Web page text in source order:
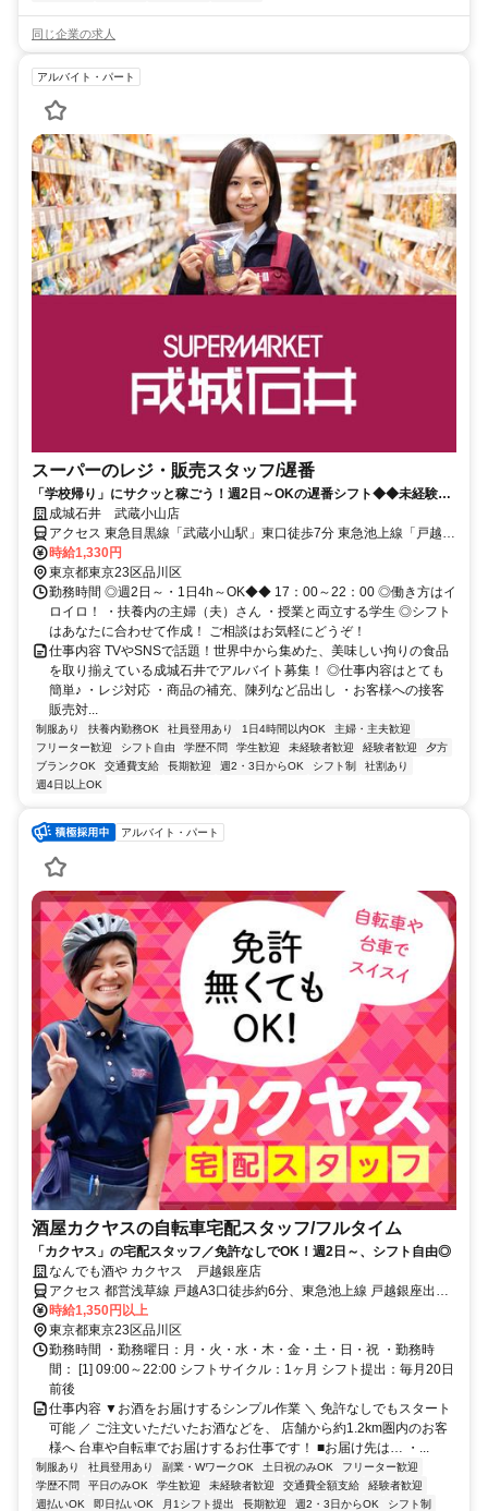
同じ企業の求人
アルバイト・パート
スーパーのレジ・販売スタッフ/遅番
「学校帰り」にサクッと稼ごう！週2日～OKの遅番シフト◆◆未経験ス
タートＯＫ！時間帯加算で時給ＵＰも◎
成城石井 武蔵小山店
アクセス 東急目黒線「武蔵小山駅」東口徒歩7分 東急池上線「戸越銀
座駅」徒歩10分
時給1,330円
東京都東京23区品川区
勤務時間 ◎週2日～・1日4h～OK◆◆ 17：00～22：00 ◎働き方はイ
ロイロ！ ・扶養内の主婦（夫）さん ・授業と両立する学生 ◎シフト
はあなたに合わせて作成！ ご相談はお気軽にどうぞ！
仕事内容 TVやSNSで話題！世界中から集めた、美味しい拘りの食品
を取り揃えている成城石井でアルバイト募集！ ◎仕事内容はとても
簡単♪ ・レジ対応 ・商品の補充、陳列など品出し ・お客様への接客
販売対...
制服あり 扶養内勤務OK 社員登用あり 1日4時間以内OK
主婦・主夫歓迎
フリーター歓迎
シフト自由 学歴不問 学生歓迎 未経験者歓迎 経験者歓迎
夕方
ブランクOK
交通費支給 長期歓迎 週2・3日からOK シフト制
社割あり
週4日以上OK
アルバイト・パート
酒屋カクヤスの自転車宅配スタッフ/フルタイム
「カクヤス」の宅配スタッフ／免許なしでOK！週2日～、シフト自由◎
なんでも酒や カクヤス 戸越銀座店
アクセス 都営浅草線 戸越A3口徒歩約6分、東急池上線 戸越銀座出入
口2徒歩約8分、東急大井町線 戸越公園北口徒歩約10分 ※マイカー
（車・バイク）通勤不可
時給1,350円以上
東京都東京23区品川区
勤務時間 ・勤務曜日：月・火・水・木・金・土・日・祝 ・勤務時
間： [1] 09:00～22:00 シフトサイクル：1ヶ月 シフト提出：毎月20日
前後
仕事内容 ▼お酒をお届けするシンプル作業 ＼ 免許なしでもスタート
可能 ／ ご注文いただいたお酒などを、 店舗から約1.2km圏内のお客
様へ 台車や自転車でお届けするお仕事です！ ■お届け先は… ・...
制服あり 社員登用あり 副業・WワークOK 土日祝のみOK
フリーター歓迎
学歴不問
平日のみOK 学生歓迎 未経験者歓迎 交通費全額支給
経験者歓迎
週払いOK
即日払いOK 月1シフト提出 長期歓迎 週2・3日からOK シフト制